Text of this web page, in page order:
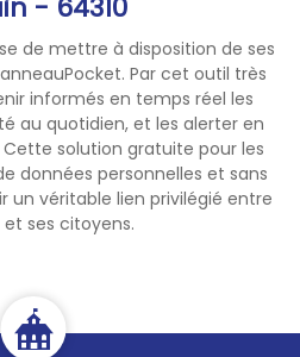
de mettre à disposition de ses
Par cet outil très
informés en temps réel les
au quotidien, et les alerter en
solution gratuite pour les
données personnelles et sans
un véritable lien privilégié entre
ses citoyens.
de feu,
le18 ,
114 en indiquant
le lieu.
eta
suteen arrisku